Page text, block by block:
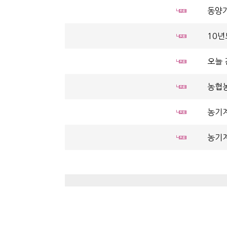
동양
10년
오늘
농협
농기
농기